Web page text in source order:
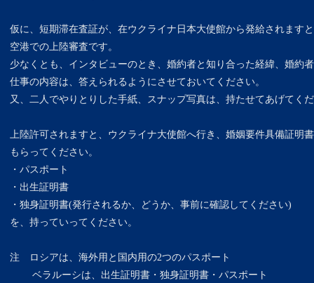
仮に、短期滞在査証が、在ウクライナ日本大使館から発給されます
空港での上陸審査です。
少なくとも、インタビューのとき、婚約者と知り合った経緯、婚約
仕事の内容は、答えられるようにさせておいてください。
又、二人でやりとりした手紙、スナップ写真は、持たせてあげてく
上陸許可されますと、ウクライナ大使館へ行き、婚姻要件具備証明
もらってください。
・パスポート
・出生証明書
・独身証明書(発行されるか、どうか、事前に確認してください)
を、持っていってください。
注 ロシアは、海外用と国内用の2つのパスポート
ベラルーシは、出生証明書・独身証明書・パスポート